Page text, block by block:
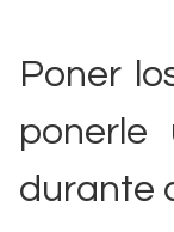
Poner
durante